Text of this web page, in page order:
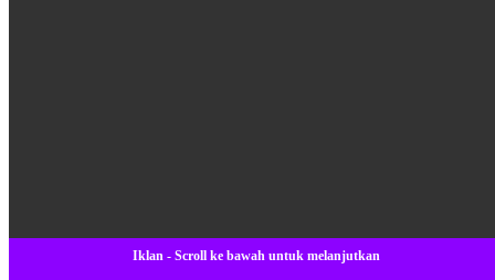
Iklan - Scroll ke bawah untuk melanjutkan